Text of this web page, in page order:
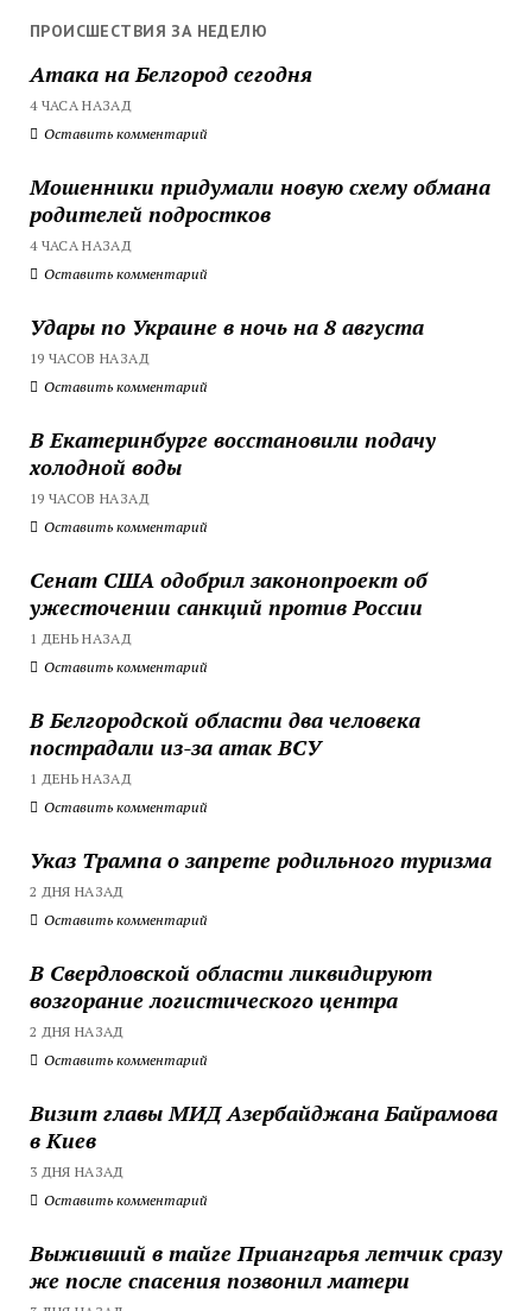
ПРОИСШЕСТВИЯ ЗА НЕДЕЛЮ
Атака на Белгород сегодня
4 ЧАСА НАЗАД
Оставить комментарий
Мошенники придумали новую схему обмана
родителей подростков
4 ЧАСА НАЗАД
Оставить комментарий
Удары по Украине в ночь на 8 августа
19 ЧАСОВ НАЗАД
Оставить комментарий
В Екатеринбурге восстановили подачу
холодной воды
19 ЧАСОВ НАЗАД
Оставить комментарий
Сенат США одобрил законопроект об
ужесточении санкций против России
1 ДЕНЬ НАЗАД
Оставить комментарий
В Белгородской области два человека
пострадали из-за атак ВСУ
1 ДЕНЬ НАЗАД
Оставить комментарий
Указ Трампа о запрете родильного туризма
2 ДНЯ НАЗАД
Оставить комментарий
В Свердловской области ликвидируют
возгорание логистического центра
2 ДНЯ НАЗАД
Оставить комментарий
Визит главы МИД Азербайджана Байрамова
в Киев
3 ДНЯ НАЗАД
Оставить комментарий
Выживший в тайге Приангарья летчик сразу
же после спасения позвонил матери